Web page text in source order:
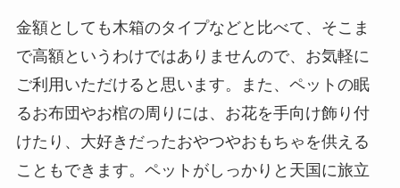
金額としても木箱のタイプなどと比べて、そこま
で高額というわけではありませんので、お気軽に
ご利用いただけると思います。また、ペットの眠
るお布団やお棺の周りには、お花を手向け飾り付
けたり、大好きだったおやつやおもちゃを供える
こともできます。ペットがしっかりと天国に旅立